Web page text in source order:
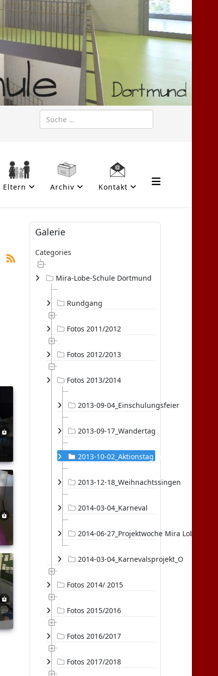
Suchen
Eltern Archiv Kontakt
Galerie
Categories
Mira-Lobe-Schule Dortmund
Rundgang
Fotos 2011/2012
Fotos 2012/2013
Fotos 2013/2014
2013-09-04_Einschulungsfeier
2013-09-17_Wandertag
2013-10-02_Aktionstag Schulname
2013-12-18_Weihnachtssingen
2014-03-04_Karneval
2014-06-27_Projektwoche Mira Lobe
2014-03-04_Karnevalsprojekt_O
Fotos 2014/ 2015
Fotos 2015/2016
Fotos 2016/2017
Fotos 2017/2018